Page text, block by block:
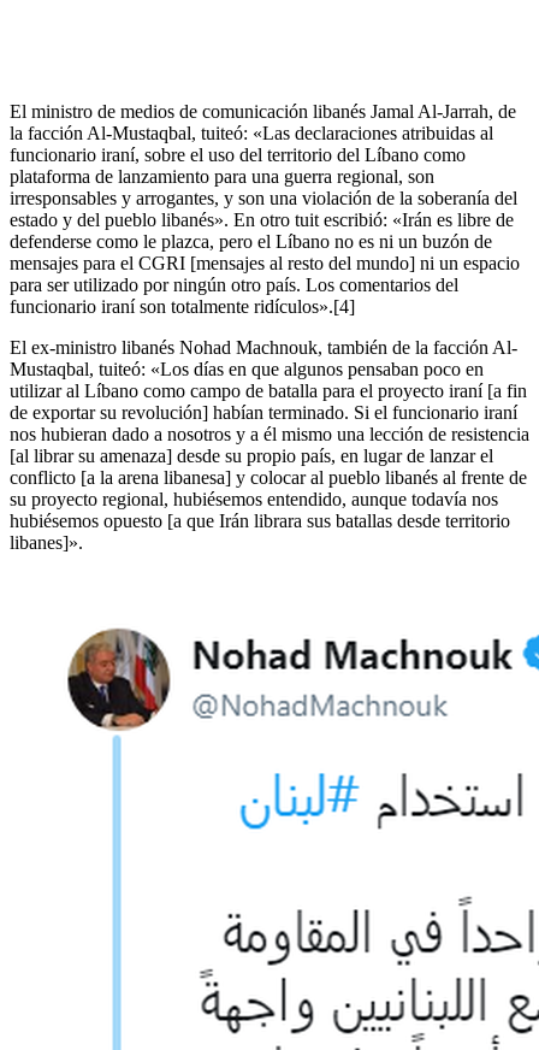
El ministro de medios de comunicación libanés Jamal Al-Jarrah, de
la facción Al-Mustaqbal, tuiteó: «Las declaraciones atribuidas al
funcionario iraní, sobre el uso del territorio del Líbano como
plataforma de lanzamiento para una guerra regional, son
irresponsables y arrogantes, y son una violación de la soberanía del
estado y del pueblo libanés». En otro tuit escribió: «Irán es libre de
defenderse como le plazca, pero el Líbano no es ni un buzón de
mensajes para el CGRI [mensajes al resto del mundo] ni un espacio
para ser utilizado por ningún otro país. Los comentarios del
funcionario iraní son totalmente ridículos».[4]
El ex-ministro libanés Nohad Machnouk, también de la facción Al-
Mustaqbal, tuiteó: «Los días en que algunos pensaban poco en
utilizar al Líbano como campo de batalla para el proyecto iraní [a fin
de exportar su revolución] habían terminado. Si el funcionario iraní
nos hubieran dado a nosotros y a él mismo una lección de resistencia
[al librar su amenaza] desde su propio país, en lugar de lanzar el
conflicto [a la arena libanesa] y colocar al pueblo libanés al frente de
su proyecto regional, hubiésemos entendido, aunque todavía nos
hubiésemos opuesto [a que Irán librara sus batallas desde territorio
libanes]».